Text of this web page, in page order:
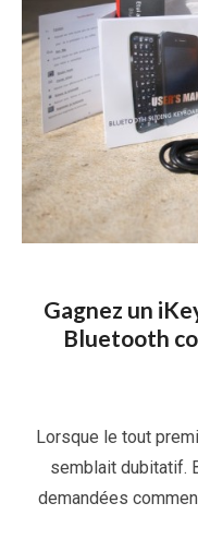
Gagnez un
Bluetooth
Lorsque le tout
semblait dubitatif.
demandées